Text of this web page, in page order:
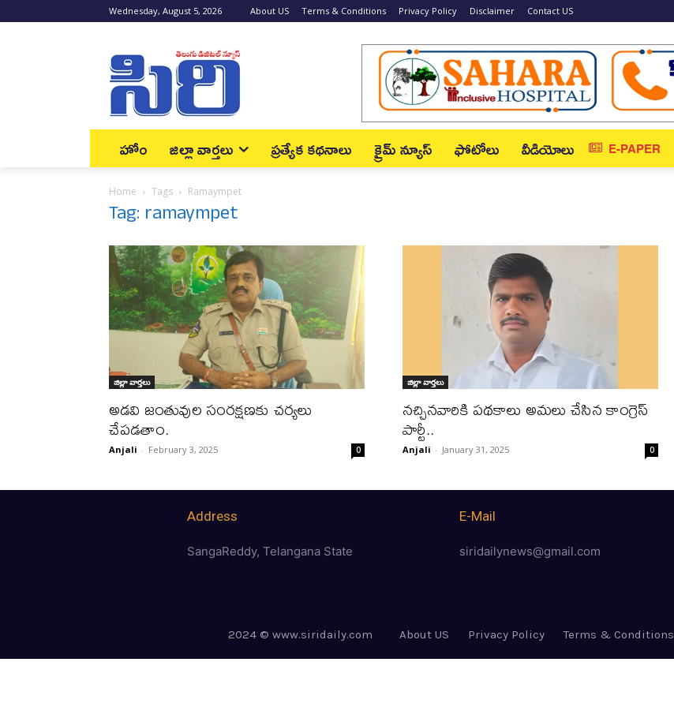
Wednesday, August 5, 2026 About US Terms & Conditions Privacy Policy Disclaimer Contact US
హోం జిల్లా వార్త‌లు ప్రత్యేక కథనాలు క్రైమ్ న్యూస్‌ ఫోటోలు వీడియోలు E-PAPER
Home Tags Ramaympet
Tag: ramaympet
జిల్లా వార్త‌లు
అడవి జంతువుల సంరక్షణకు చర్యలు
చేపడతాం.
Anjali - February 3, 2025 0
జిల్లా వార్త‌లు
నచ్చినవారికి పథకాలు అమలు చేసిన కాంగ్రెస్
పార్టీ..
Anjali - January 31, 2025 0
Address
SangaReddy, Telangana State
E-Mail
siridailynews@gmail.com
2024 © www.siridaily.com About US Privacy Policy Terms & Conditions